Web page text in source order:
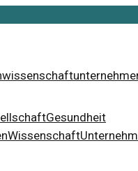
wissenschaft
Gesundheit
Wissenschaft